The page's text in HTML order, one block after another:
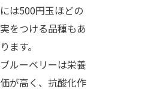
には500円玉ほどの
実をつける品種もあ
ります。
ブルーベリーは栄養
価が高く、抗酸化作